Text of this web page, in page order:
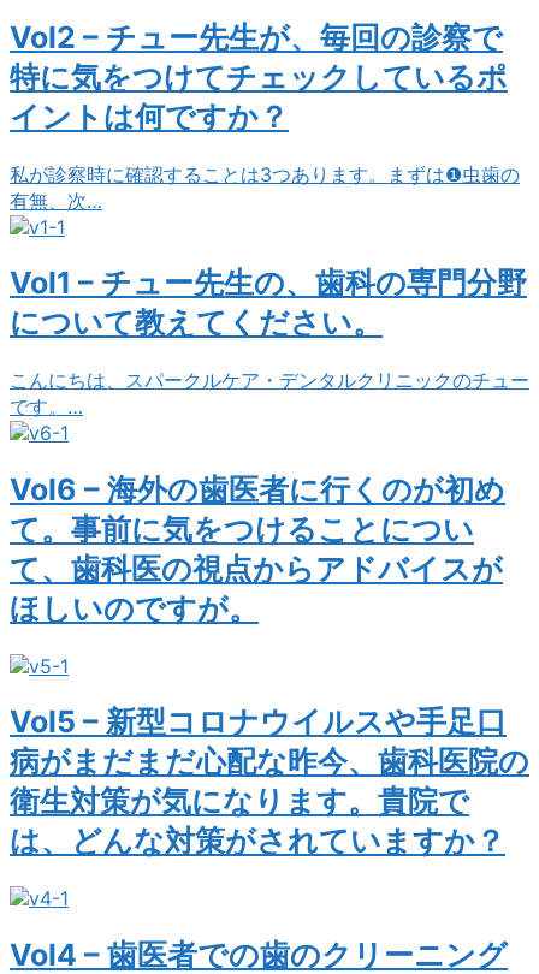
Vol2 – チュー先生が、毎回の診察で
特に気をつけてチェックしているポ
イントは何ですか？
私が診察時に確認することは3つあります。まずは❶虫歯の
有無、次…
Vol1 – チュー先生の、歯科の専門分野
について教えてください。
こんにちは、スパークルケア・デンタルクリニックのチュー
です。…
Vol6 – 海外の歯医者に行くのが初め
て。事前に気をつけることについ
て、歯科医の視点からアドバイスが
ほしいのですが。
Vol5 – 新型コロナウイルスや手足口
病がまだまだ心配な昨今、歯科医院の
衛生対策が気になります。貴院で
は、どんな対策がされていますか？
Vol4 – 歯医者での歯のクリーニング